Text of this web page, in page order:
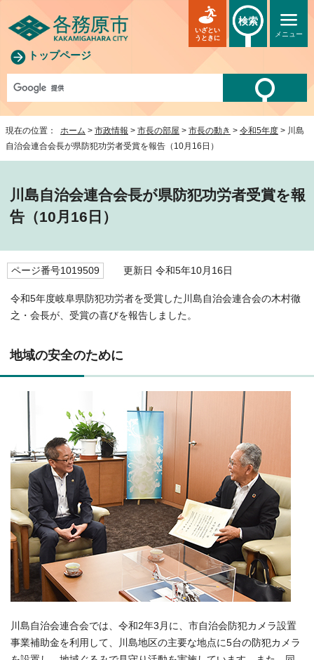
トップページ
メニュー
いざとい
うときに
検索
現在の位置： ホーム > 市政情報 > 市長の部屋 > 市長の動き > 令和5年度 > 川島
自治会連合会長が県防犯功労者受賞を報告（10月16日）
川島自治会連合会長が県防犯功労者受賞を報
告（10月16日）
ページ番号1019509 更新日 令和5年10月16日
令和5年度岐阜県防犯功労者を受賞した川島自治会連合会の木村徹
之・会長が、受賞の喜びを報告しました。
地域の安全のために
川島自治会連合会では、令和2年3月に、市自治会防犯カメラ設置
事業補助金を利用して、川島地区の主要な地点に5台の防犯カメラ